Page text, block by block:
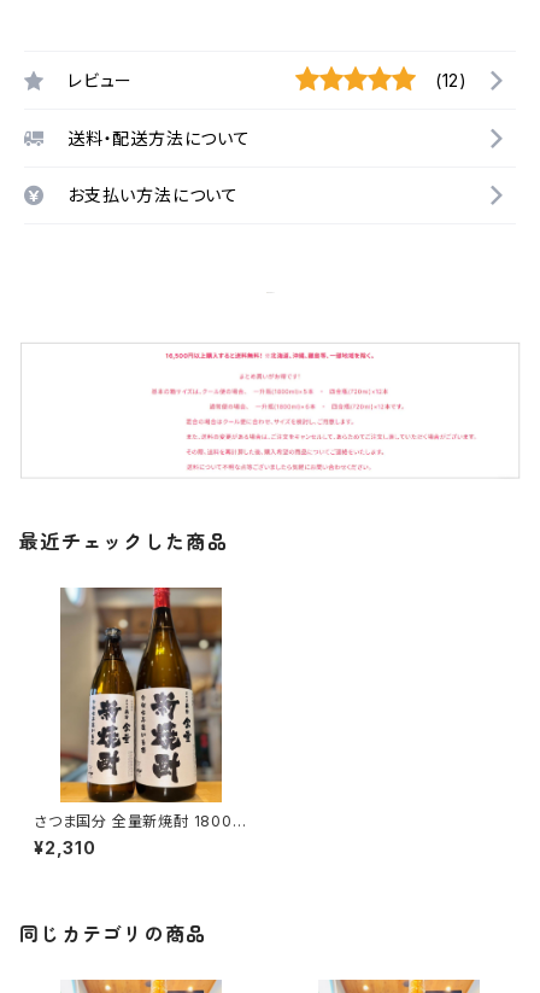
レビュー (12)
送料・配送方法について
お支払い方法について
最近チェックした商品
さつま国分 全量新焼酎 1800m
l１本（国分酒造・鹿児島県霧島
市）
¥2,310
同じカテゴリの商品